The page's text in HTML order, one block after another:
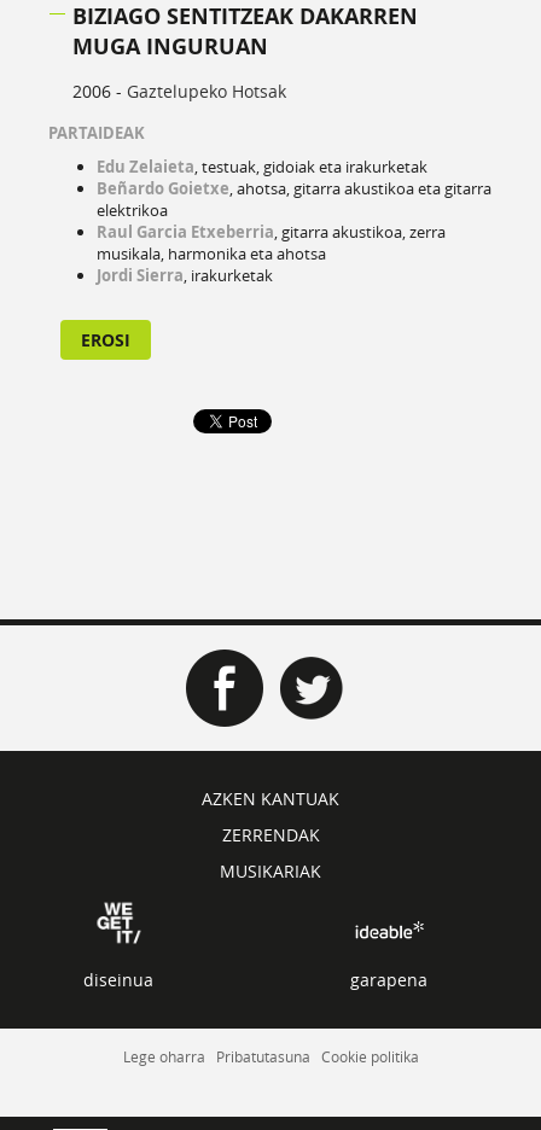
BIZIAGO SENTITZEAK DAKARREN
MUGA INGURUAN
2006 - Gaztelupeko Hotsak
PARTAIDEAK
Edu Zelaieta, testuak, gidoiak eta irakurketak
Beñardo Goietxe, ahotsa, gitarra akustikoa eta gitarra
elektrikoa
Raul Garcia Etxeberria, gitarra akustikoa, zerra
musikala, harmonika eta ahotsa
Jordi Sierra, irakurketak
EROSI
AZKEN KANTUAK
ZERRENDAK
MUSIKARIAK
diseinua garapena
Lege oharra Pribatutasuna Cookie politika